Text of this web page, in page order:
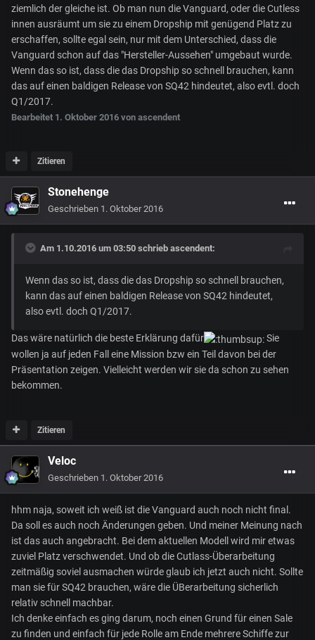
ziemlich der gleiche ist. Ob man nun die Vanguard, oder die Cutless
innen ausräumt um sie zu einem Dropship mit genügend Platz zu
erschaffen, sollte egal sein, nur mit dem Unterschied, dass die
Vanguard schon auf das "Hersteller-Aussehen" umgebaut wurde.
Wenn das so ist, dass die das Dropship so schnell brauchen, kann
das auf einen baldigen Release von SQ42 hindeutet, also evtl. doch
Q1/2017.
Bearbeitet 1. Oktober 2016 von ascendent
Zitieren
Stonehenge
Geschrieben 1. Oktober 2016
Am 1.10.2016 um 03:50 schrieb ascendent:
Wenn das so ist, dass die das Dropship so schnell brauchen,
kann das auf einen baldigen Release von SQ42 hindeutet,
also evtl. doch Q1/2017.
Das wäre natürlich die beste Erklärung dafür
Sie
wollen ja auf jeden Fall eine Mission bzw ein Teil davon bei der
Präsentation zeigen. Vielleicht werden wir sie da schon zu sehen
bekommen.
Zitieren
Veloc
Geschrieben 1. Oktober 2016
hhm naja, soweit ich weiß ist die Vanguard auch noch nicht final.
Da soll es auch noch Änderungen geben. Und meiner Meinung nach
ist das auch angebracht. Bei dem aktuellen Modell wird mir etwas
zuviel Platz verschwendet. Und ob die Cutlass-Überarbeitung
zeitmäßig soviel ausmachen würde glaub ich jetzt auch nicht. Sollte
man sie für SQ42 brauchen, wäre die ÜBerarbeitung sicherlich
relativ schnell machbar.
Ich denke einfach es ging darum, noch einen Grund für einen Sale
zu finden und einfach für jede Rolle am Ende mehrere Schiffe zur